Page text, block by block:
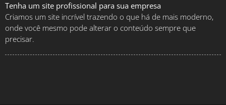
Tenha um site profissional para sua empresa
Criamos um site incrível trazendo o que há de mais moderno,
onde você mesmo pode alterar o conteúdo sempre que
precisar.